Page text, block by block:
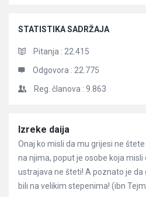
STATISTIKA SADRŽAJA
Pitanja : 22.415
Odgovora : 22.775
Reg. članova : 9.863
Članci
Izreke daija
Onaj ko misli da mu grijesi ne
na njima, poput je osobe koja
ustrajava ne šteti! A poznato je
bili na velikim stepenima! (ibn